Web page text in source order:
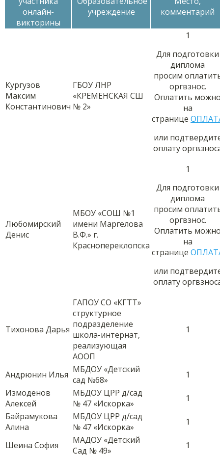
онлайн-
викторины
учреждение
комментарий
Кургузов
Максим
Константинович
ГБОУ ЛНР
«КРЕМЕНСКАЯ СШ
№ 2»
1
Для подготовки
диплома
просим
оргвзнос.
Оплатить
на
странице
или
оплату
Любомирский
Денис
МБОУ «СОШ №1
имени Маргелова
В.Ф.» г.
Краснопереклопска
1
Для подготовки
диплома
просим
оргвзнос.
Оплатить
на
странице
или
оплату
Тихонова Дарья
ГАПОУ СО «КГТТ»
структурное
подразделение
школа-интернат,
реализующая
АООП
1
Андрюнин Илья МБДОУ «Детский
сад №68»
1
Измоденов
Алексей
МБДОУ ЦРР д/сад
№ 47 «Искорка»
1
Байрамукова
Алина
МБДОУ ЦРР д/сад
№ 47 «Искорка»
1
Шеина София
МАДОУ «Детский
Сад № 49»
1